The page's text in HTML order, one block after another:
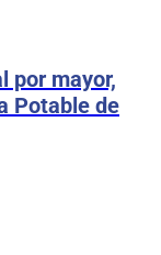
por mayor,
Potable de